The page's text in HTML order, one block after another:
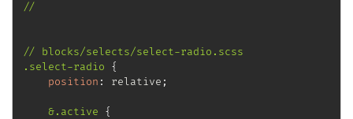
//
// blocks/selects/select-radio.scss
.select-radio
{
position : relative ;
&.active
{